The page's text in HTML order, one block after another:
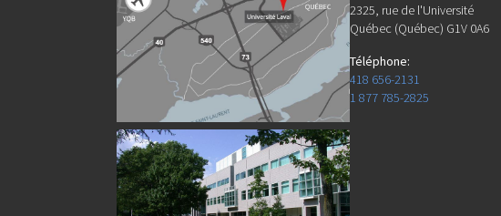
2325, rue de l'Université
Québec (Québec) G1V 0A6
Téléphone:
418 656-2131
1 877 785-2825